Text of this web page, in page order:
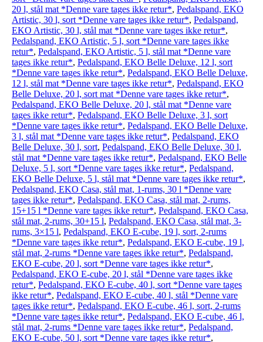
20 l, stål mat *Denne vare tages ikke retur*, Pedalspand, EKO
Artistic, 30 l, sort *Denne vare tages ikke retur*, Pedalspand,
EKO Artistic, 30 l, stål mat *Denne vare tages ikke retur*,
Pedalspand, EKO Artistic, 5 l, sort *Denne vare tages ikke
retur*, Pedalspand, EKO Artistic, 5 l, stål mat *Denne vare
tages ikke retur*, Pedalspand, EKO Belle Deluxe, 12 l, sort
*Denne vare tages ikke retur*, Pedalspand, EKO Belle Deluxe,
12 l, stål mat *Denne vare tages ikke retur*, Pedalspand, EKO
Belle Deluxe, 20 l, sort mat *Denne vare tages ikke retur*,
Pedalspand, EKO Belle Deluxe, 20 l, stål mat *Denne vare
tages ikke retur*, Pedalspand, EKO Belle Deluxe, 3 l, sort
*Denne vare tages ikke retur*, Pedalspand, EKO Belle Deluxe,
3 l, stål mat *Denne vare tages ikke retur*, Pedalspand, EKO
Belle Deluxe, 30 l, sort, Pedalspand, EKO Belle Deluxe, 30 l,
stål mat *Denne vare tages ikke retur*, Pedalspand, EKO Belle
Deluxe, 5 l, sort *Denne vare tages ikke retur*, Pedalspand,
EKO Belle Deluxe, 5 l, stål mat *Denne vare tages ikke retur*,
Pedalspand, EKO Casa, stål mat, 1-rums, 30 l *Denne vare
tages ikke retur*, Pedalspand, EKO Casa, stål mat, 2-rums,
15+15 l *Denne vare tages ikke retur*, Pedalspand, EKO Casa,
stål mat, 2-rums, 30+15 l, Pedalspand, EKO Casa, stål mat, 3-
rums, 3×15 l, Pedalspand, EKO E-cube, 19 l, sort, 2-rums
*Denne vare tages ikke retur*, Pedalspand, EKO E-cube, 19 l,
stål mat, 2-rums *Denne vare tages ikke retur*, Pedalspand,
EKO E-cube, 20 l, sort *Denne vare tages ikke retur*,
Pedalspand, EKO E-cube, 20 l, stål *Denne vare tages ikke
retur*, Pedalspand, EKO E-cube, 40 l, sort *Denne vare tages
ikke retur*, Pedalspand, EKO E-cube, 40 l, stål *Denne vare
tages ikke retur*, Pedalspand, EKO E-cube, 46 l, sort, 2-rums
*Denne vare tages ikke retur*, Pedalspand, EKO E-cube, 46 l,
stål mat, 2-rums *Denne vare tages ikke retur*, Pedalspand,
EKO E-cube, 50 l, sort *Denne vare tages ikke retur*,